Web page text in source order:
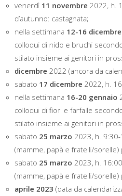
venerdì 11 novembre 2022, h.
d’autunno: castagnata;
nella settimana 12-16 dicembre
colloqui di nido e bruchi
stilato insieme ai genitori in
dicembre 2022 (ancora da
sabato 17 dicembre 2022, h.
nella settimana 16-20 gennaio
colloqui di fiori e farfalle
stilato insieme ai genitori in
sabato 25 marzo 2023, h. 9:30-
(mamme, papà e fratelli/
sabato 25 marzo 2023, h.
(mamme, papà e fratelli/
aprile 2023 (data da